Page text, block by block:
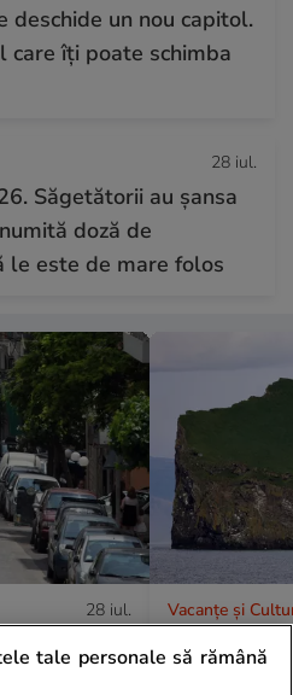
deschide un nou capitol.
îți poate schimba
28 iul.
Săgetătorii au șansa
doză de
este de mare folos
28 iul.
pentru
pornită ca
Vacanțe și
Unde se
tale personale să rămână